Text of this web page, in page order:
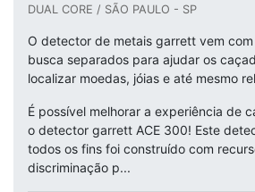
DUAL CORE / SÃO PAULO - SP
O detector de metais garrett vem
busca separados para ajudar os
localizar moedas, jóias e até mesmo
É possível melhorar a experiência de
o detector garrett ACE 300! Este
todos os fins foi construído com
discriminação p...